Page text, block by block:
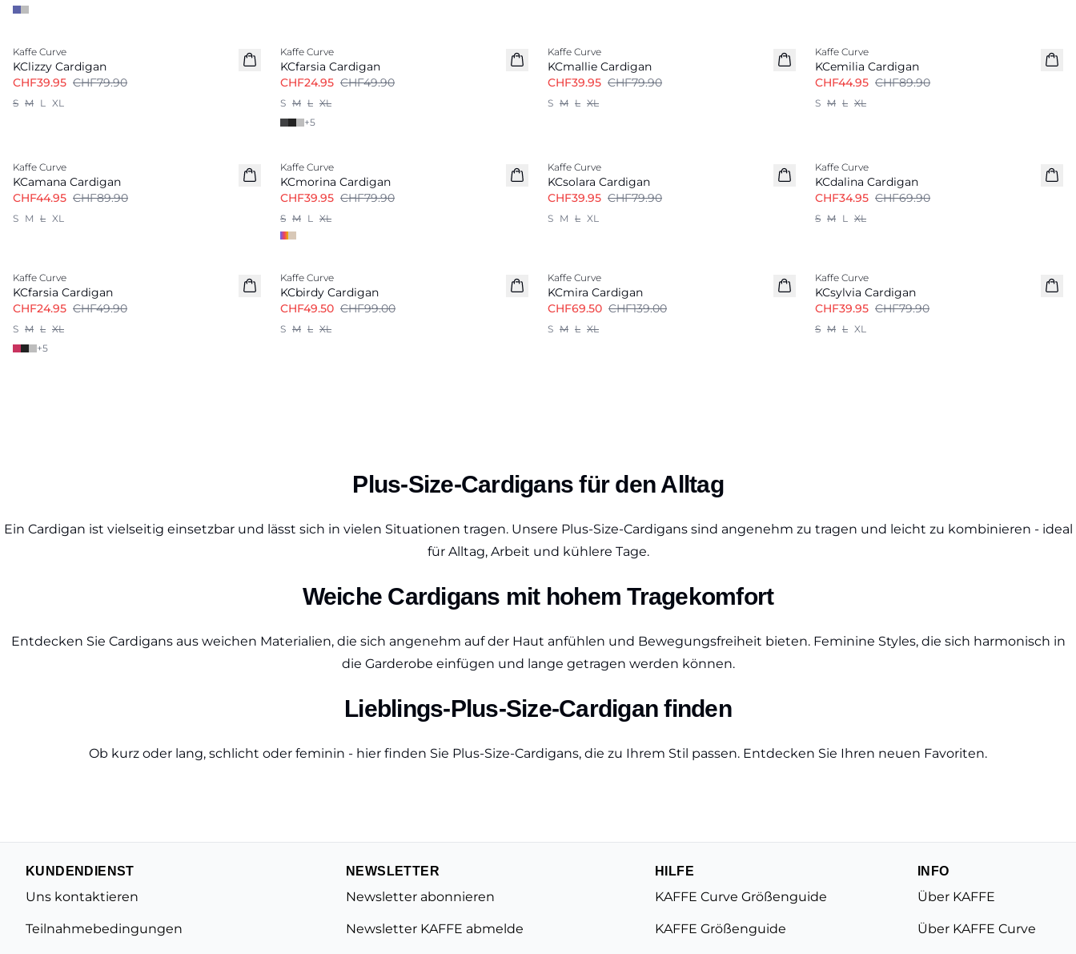
Kaffe Curve
KClizzy Cardigan
CHF39.95 CHF79.90
S M L XL
Kaffe Curve
KCfarsia Cardigan
CHF24.95 CHF49.90
S M L XL
+5
Kaffe Curve
KCmallie Cardigan
CHF39.95 CHF79.90
S M L XL
Kaffe Curve
KCemilia Cardigan
CHF44.95 CHF89.90
S M L XL
Kaffe Curve
KCamana Cardigan
CHF44.95 CHF89.90
S M L XL
Kaffe Curve
KCmorina Cardigan
CHF39.95 CHF79.90
S M L XL
Kaffe Curve
KCsolara Cardigan
CHF39.95 CHF79.90
S M L XL
Kaffe Curve
KCdalina Cardigan
CHF34.95 CHF69.90
S M L XL
Kaffe Curve
KCfarsia Cardigan
CHF24.95 CHF49.90
S M L XL
+5
Kaffe Curve
KCbirdy Cardigan
CHF49.50 CHF99.00
S M L XL
Kaffe Curve
KCmira Cardigan
CHF69.50 CHF139.00
S M L XL
Kaffe Curve
KCsylvia Cardigan
CHF39.95 CHF79.90
S M L XL
Plus-Size-Cardigans für den Alltag
Ein Cardigan ist vielseitig einsetzbar und lässt sich in vielen Situationen tragen. Unsere Plus-Size-Cardigans sind angenehm zu tragen und leicht zu kombinieren - ideal
für Alltag, Arbeit und kühlere Tage.
Weiche Cardigans mit hohem Tragekomfort
Entdecken Sie Cardigans aus weichen Materialien, die sich angenehm auf der Haut anfühlen und Bewegungsfreiheit bieten. Feminine Styles, die sich harmonisch in
die Garderobe einfügen und lange getragen werden können.
Lieblings-Plus-Size-Cardigan finden
Ob kurz oder lang, schlicht oder feminin - hier finden Sie Plus-Size-Cardigans, die zu Ihrem Stil passen. Entdecken Sie Ihren neuen Favoriten.
KUNDENDIENST
Uns kontaktieren
Teilnahmebedingungen
NEWSLETTER
Newsletter abonnieren
Newsletter KAFFE abmelde
HILFE
KAFFE Curve Größenguide
KAFFE Größenguide
INFO
Über KAFFE
Über KAFFE Curve